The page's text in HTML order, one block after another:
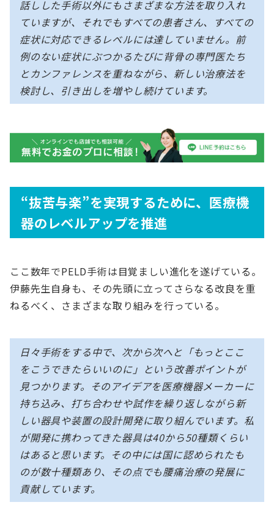
話しした手術以外にもさまざまな方法を取り入れ
ていますが、それでもすべての患者さん、すべての
症状に対応できるレベルには達していません。前
例のない症状にぶつかるたびに背骨の専門医たち
とカンファレンスを重ねながら、新しい治療法を
検討し、引き出しを増やし続けています。
“抜苦与楽”を実現するために、医療機
器のレベルアップを推進
ここ数年でPELD手術は目覚ましい進化を遂げている。
伊藤先生自身も、その先頭に立ってさらなる改良を重
ねるべく、さまざまな取り組みを行っている。
日々手術をする中で、次から次へと「もっとここ
をこうできたらいいのに」という改善ポイントが
見つかります。そのアイデアを医療機器メーカーに
持ち込み、打ち合わせや試作を繰り返しながら新
しい器具や装置の設計開発に取り組んでいます。私
が開発に携わってきた器具は40から50種類くらい
はあると思います。その中には国に認められたも
のが数十種類あり、その点でも腰痛治療の発展に
貢献しています。